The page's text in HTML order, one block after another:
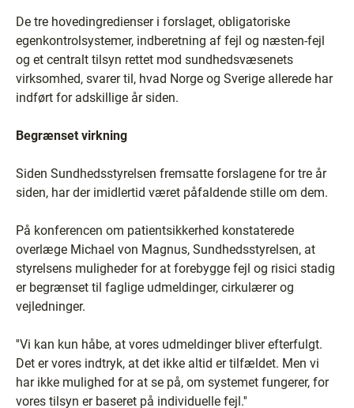
De tre hovedingredienser i forslaget, obligatoriske
egenkontrolsystemer, indberetning af fejl og næsten-fejl
og et centralt tilsyn rettet mod sundhedsvæsenets
virksomhed, svarer til, hvad Norge og Sverige allerede har
indført for adskillige år siden.
Begrænset virkning
Siden Sundhedsstyrelsen fremsatte forslagene for tre år
siden, har der imidlertid været påfaldende stille om dem.
På konferencen om patientsikkerhed konstaterede
overlæge Michael von Magnus, Sundhedsstyrelsen, at
styrelsens muligheder for at forebygge fejl og risici stadig
er begrænset til faglige udmeldinger, cirkulærer og
vejledninger.
''Vi kan kun håbe, at vores udmeldinger bliver efterfulgt.
Det er vores indtryk, at det ikke altid er tilfældet. Men vi
har ikke mulighed for at se på, om systemet fungerer, for
vores tilsyn er baseret på individuelle fejl.''